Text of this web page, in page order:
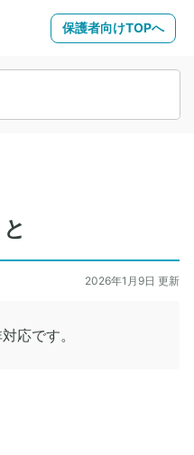
保護者向けTOPへ
2026年1月9日 更新
応です。